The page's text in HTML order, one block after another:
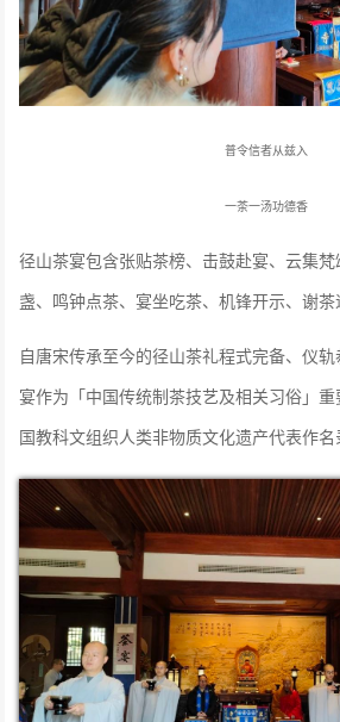
普令信者从兹入
一茶一汤功德香
径山茶宴包含张贴茶榜、击鼓赴宴、云集
盏、鸣钟点茶、宴坐吃茶、机锋开示、谢茶
自唐宋传承至今的径山茶礼程式完备、仪轨
宴作为「中国传统制茶技艺及相关习俗」
国教科文组织人类非物质文化遗产代表作名